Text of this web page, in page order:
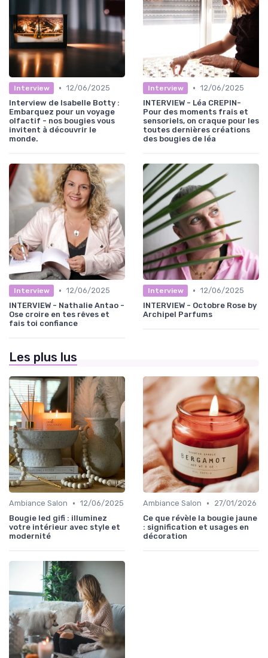
Interview • 12/06/2025
Interview de Isabelle Botty :
Embarquez pour un voyage
olfactif - nos bougies vous
invitent à découvrir le
monde.
Interview • 12/06/2025
INTERVIEW - Léa CREPIN-
Pour des moments frais et
sensoriels, on craque pour les
toutes dernières créations
des bougies de léa
Interview • 12/06/2025
INTERVIEW - Nathalie Antao -
Ose croire en tes rêves et
fais toi confiance
Interview • 12/06/2025
INTERVIEW - Octobre Rose by
Archipel Parfums
Les plus lus
Ambiance Salon • 12/06/2025
Bougie led gifi : illuminez
votre intérieur avec style et
modernité
Ambiance Salon •
27/01/2026
Ce que révèle la bougie jaune
: signification et usages en
décoration